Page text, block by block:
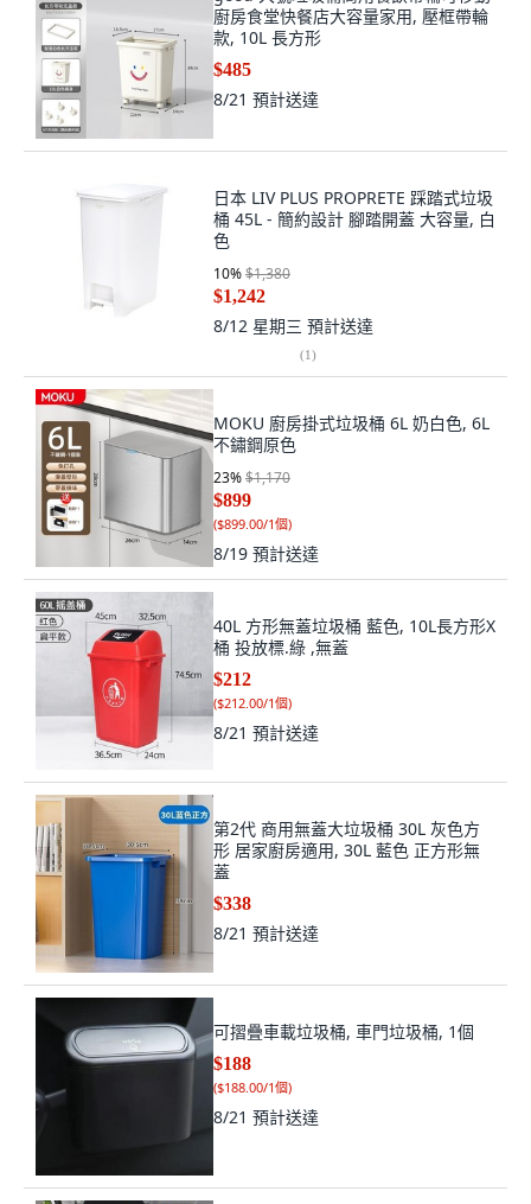
廚房食堂快餐店大容量家用, 壓框帶輪
款, 10L 長方形
$485
8/21 預計送達
日本 LIV PLUS PROPRETE 踩踏式垃圾
桶 45L - 簡約設計 腳踏開蓋 大容量, 白
色
10%$1,380
$1,242
8/12 星期三 預計送達
(1)
MOKU 廚房掛式垃圾桶 6L 奶白色, 6L
不鏽鋼原色
23%$1,170
$899
($899.00/1個)
8/19 預計送達
40L 方形無蓋垃圾桶 藍色, 10L長方形X
桶 投放標.綠 ,無蓋
$212
($212.00/1個)
8/21 預計送達
第2代 商用無蓋大垃圾桶 30L 灰色方
形 居家廚房適用, 30L 藍色 正方形無
蓋
$338
8/21 預計送達
可摺疊車載垃圾桶, 車門垃圾桶, 1個
$188
($188.00/1個)
8/21 預計送達